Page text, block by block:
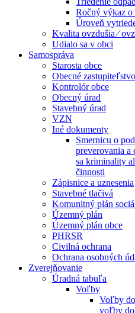
Ročný výkaz o
Úroveň
Kvalita ovzdušia ⁄
Udialo sa v obci
Samospráva
Starosta obce
Obecné
Kontrolór obce
Obecný úrad
Stavebný úrad
VZN
Iné dokumenty
Smernicu o
preverovania a
sa kriminality
činnosti
Zápisnice a uznesenia
Stavebné tlačivá
Komunitný plán
Územný plán
Územný plán obce
PHRSR
Civilná ochrana
Ochrana osobných
Zverejňovanie
Úradná tabuľa
Voľby
Voľby
voľby do